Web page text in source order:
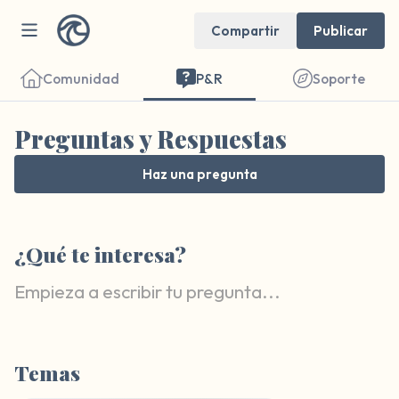
Compartir Publicar
Comunidad P&R Soporte
Preguntas y Respuestas
Haz una pregunta
¿Qué te interesa?
Temas
Cierra los ojos suavemente y respira
profundamente un par de veces: inhala por
y mira a tu alrededor. Nombra lo siguiente